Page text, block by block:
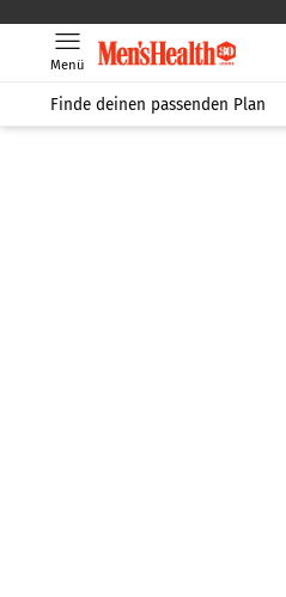
Menü
Finde deinen passenden Plan